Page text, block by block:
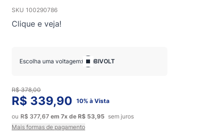
SKU 100290786
Clique e veja!
Escolha uma voltagem: BIVOLT
R$ 339,90 10% à Vista
ou R$ 377,67 em 7x de R$ 53,95 sem juros
Mais formas de pagamento
R$ 378,00